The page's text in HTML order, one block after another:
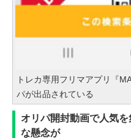
トレカ専用フリマアプリ『
パが出品されている
オリパ開封動画で人気
な懸念が